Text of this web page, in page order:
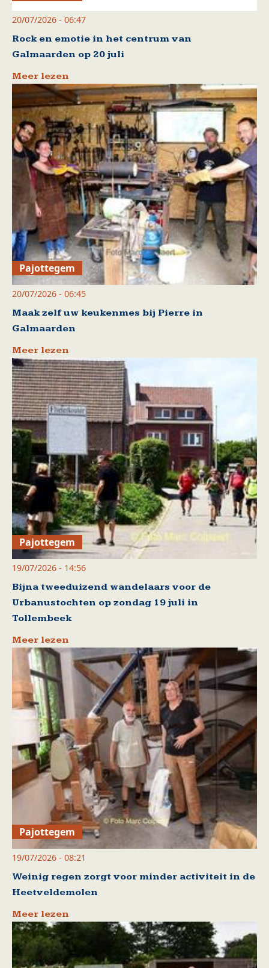
20/07/2026 - 06:47
Rock en emotie in het centrum van
Galmaarden op 20 juli
Meer lezen
Pajottegem
20/07/2026 - 06:45
Maak zelf uw keukenmes bij Pierre in
Galmaarden
Meer lezen
Pajottegem
19/07/2026 - 14:56
Bijna tweeduizend wandelaars voor de
Urbanustochten op zondag 19 juli in
Tollembeek
Meer lezen
Pajottegem
19/07/2026 - 08:21
Weinig regen zorgt voor minder activiteit in de
Heetveldemolen
Meer lezen